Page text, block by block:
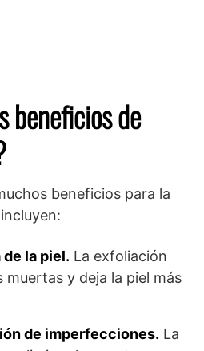
beneficios de
beneficios para la
la piel. La exfoliación
muertas y deja la piel más
de imperfecciones. La